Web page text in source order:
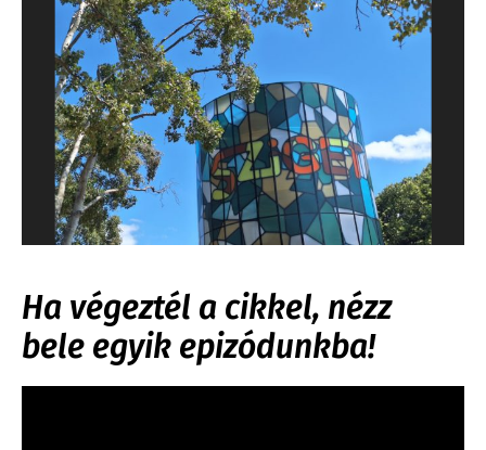
Ha végeztél a cikkel, nézz
bele egyik epizódunkba!